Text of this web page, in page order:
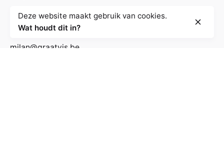
Contactgegevens
milan@graatvis.be
Deze website maakt gebruik van cookies.
Wat houdt dit in?